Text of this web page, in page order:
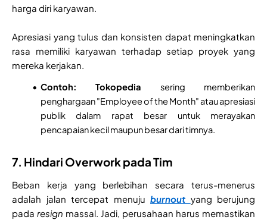
harga diri karyawan.
Apresiasi yang tulus dan konsisten dapat meningkatkan
rasa memiliki karyawan terhadap setiap proyek yang
mereka kerjakan.
Contoh: Tokopedia sering memberikan
penghargaan "Employee of the Month" atau apresiasi
publik dalam rapat besar untuk merayakan
pencapaian kecil maupun besar dari timnya.
7. Hindari Overwork pada Tim
Beban kerja yang berlebihan secara terus-menerus
adalah jalan tercepat menuju burnout yang berujung
pada resign massal. Jadi, perusahaan harus memastikan